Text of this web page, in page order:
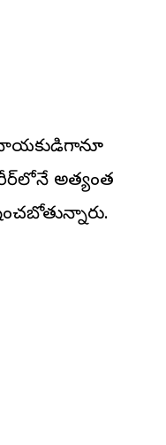
అత్యంత